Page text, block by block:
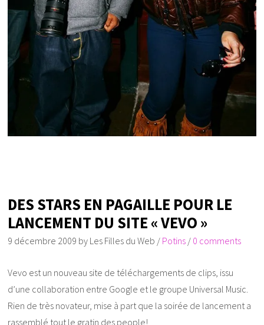
DES STARS EN PAGAILLE POUR LE
LANCEMENT DU SITE « VEVO »
9 décembre 2009 by Les Filles du Web / Potins / 0 comments
Vevo est un nouveau site de téléchargements de clips, issu
d’une collaboration entre Google et le groupe Universal Music.
Rien de très novateur, mise à part que la soirée de lancement a
rassemblé tout le gratin des people!